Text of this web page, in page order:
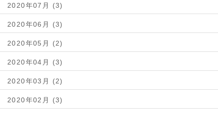
2020年07月 (3)
2020年06月 (3)
2020年05月 (2)
2020年04月 (3)
2020年03月 (2)
2020年02月 (3)